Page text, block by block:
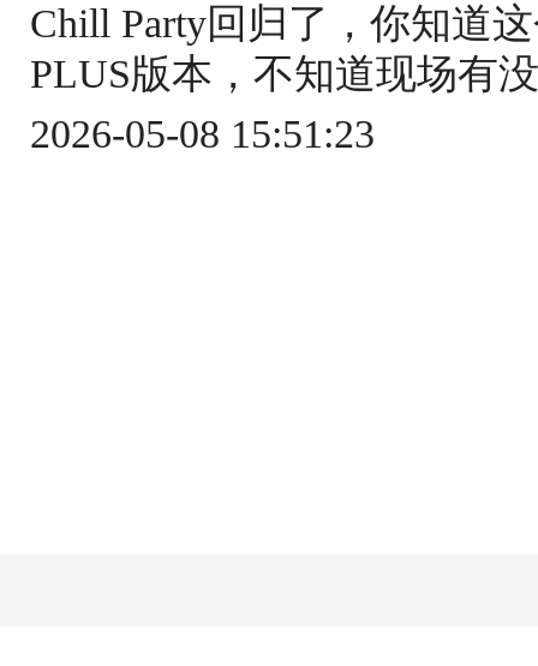
Chill Party回归了，你知道
PLUS版本，不知道现场有
2026-05-08 15:51:23